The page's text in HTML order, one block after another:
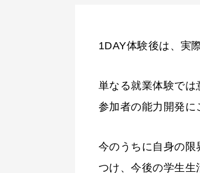
1DAY体験後は、実
単なる就業体験では
参加者の能力開発に
今のうちに自身の
つけ、今後の学生生